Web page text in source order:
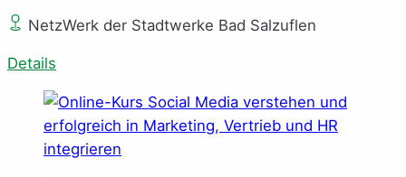
NetzWerk der Stadtwerke Bad Salzuflen
Details